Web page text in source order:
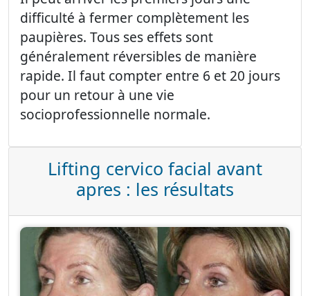
difficulté à fermer complètement les
paupières. Tous ses effets sont
généralement réversibles de manière
rapide. Il faut compter entre 6 et 20 jours
pour un retour à une vie
socioprofessionnelle normale.
Lifting cervico facial avant
apres : les résultats